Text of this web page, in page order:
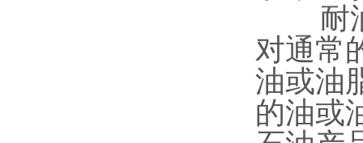
耐油
对通常
油或油
的油或